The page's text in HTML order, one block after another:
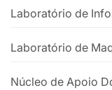
Laboratório de
Laboratório de
Núcleo de Apoio